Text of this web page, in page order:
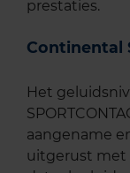
prestaties.
Continental
Het
aangename
uitgerust met